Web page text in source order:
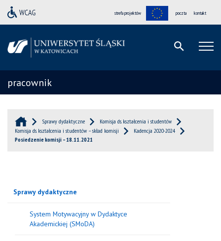
strefa projektów poczta kontakt
pracownik
Sprawy dydaktyczne
Komisja ds. kształcenia i studentów
Komisja ds. kształcenia i studentów – skład komisji
Kadencja 2020-2024
Posiedzenie komisji – 18.11.2021
Sprawy dydaktyczne
System Motywacyjny w Dydaktyce
Akademickiej (SMoDA)